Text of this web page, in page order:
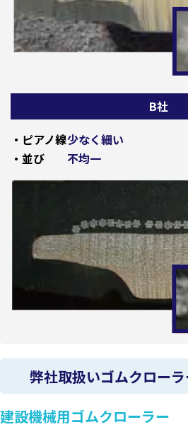
B社
・ピアノ線少なく細い
・並び
不均一
弊社取扱いゴムクロー
建設機械用ゴムクローラー